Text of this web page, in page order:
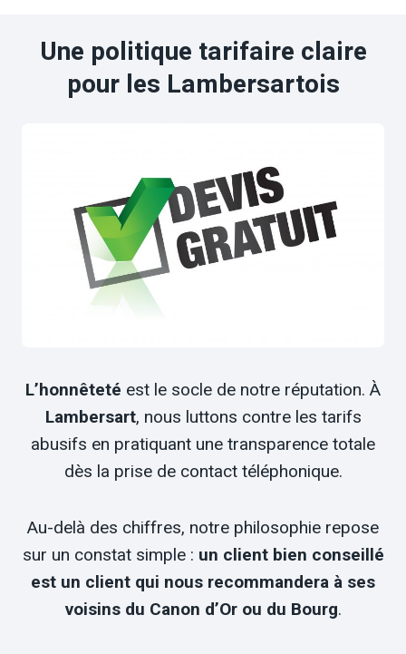
Une politique tarifaire claire
pour les Lambersartois
L’honnêteté est le socle de notre réputation. À
Lambersart, nous luttons contre les tarifs
abusifs en pratiquant une transparence totale
dès la prise de contact téléphonique.
Au-delà des chiffres, notre philosophie repose
sur un constat simple : un client bien conseillé
est un client qui nous recommandera à ses
voisins du Canon d’Or ou du Bourg.